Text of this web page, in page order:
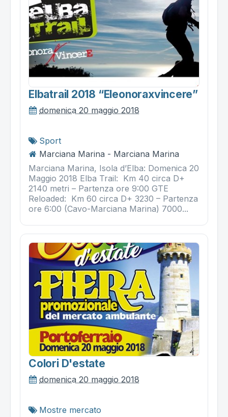
Elbatrail 2018 “eleonoraxvincere”
domenica 20 maggio 2018
Sport
Marciana Marina - Marciana Marina
Marciana Marina, Isola d’Elba: Domenica 20
Maggio 2018 Elba Trail: Km 40 circa D+
2140 metri – Partenza ore 9:00 GTE
Reloaded: Km 60 circa D+ 3230 – Partenza
ore 6:00 (Cavo-Marciana Marina) 7000...
Colori D'estate
domenica 20 maggio 2018
Mostre mercato